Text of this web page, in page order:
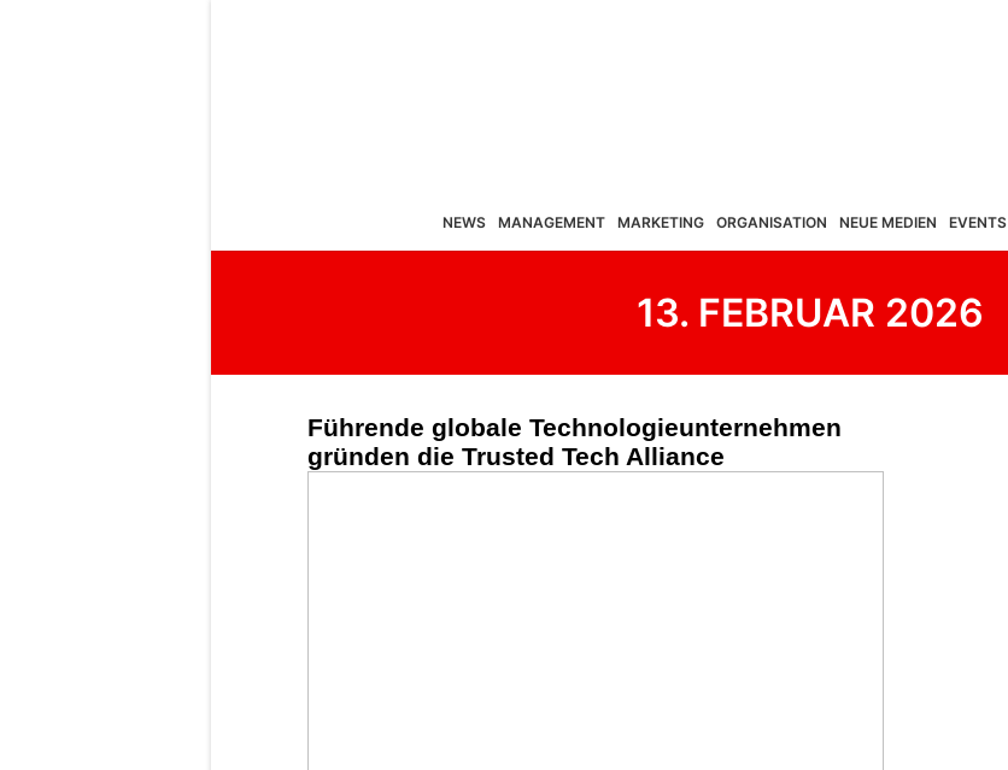
NEWS MANAGEMENT MARKETING ORGANISATION NEUE MEDIEN EVENTS
13. FEBRUAR 2026
Führende globale Technologieunternehmen
gründen die Trusted Tech Alliance